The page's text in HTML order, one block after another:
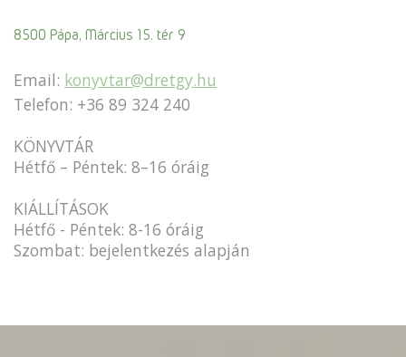
8500 Pápa, Március 15. tér 9
Email: konyvtar@dretgy.hu
Telefon: +36 89 324 240
KÖNYVTÁR
Hétfő – Péntek: 8–16 óráig
KIÁLLÍTÁSOK
Hétfő - Péntek: 8-16 óráig
Szombat: bejelentkezés alapján